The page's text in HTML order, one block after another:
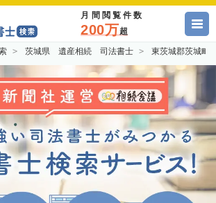
月間閲覧件数
200万超
茨城県 遺産相続 司法書士 東茨城郡茨城